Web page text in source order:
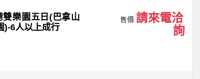
雙樂園五日(巴拿山
)-6人以上成行
售價 請來電洽
詢